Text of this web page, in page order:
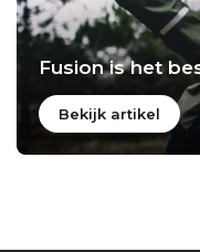
Fusion is het
Bekijk artikel